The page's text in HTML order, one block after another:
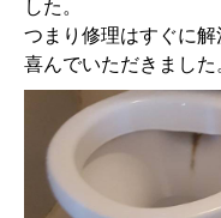
した。
つまり修理はすぐに
喜んでいただきました